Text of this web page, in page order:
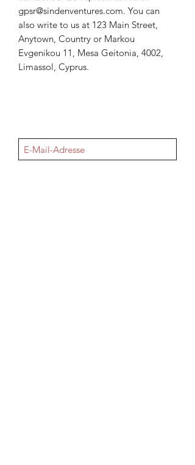
gpsr@sindenventures.com. You can
also write to us at 123 Main Street,
Anytown, Country or Markou
Evgenikou 11, Mesa Geitonia, 4002,
Limassol, Cyprus.